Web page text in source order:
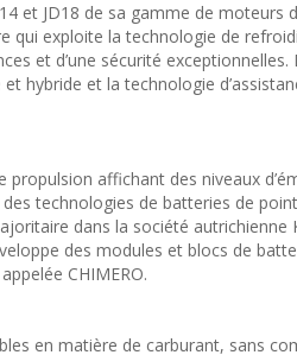
et JD18 de sa gamme de
qui exploite la technologie de
et d’une sécurité exceptionnelles.
hybride et la technologie
propulsion affichant des niveaux
technologies de batteries de
dans la société autrichienne
des modules et blocs de
CHIMERO.
en matière de carburant, sans